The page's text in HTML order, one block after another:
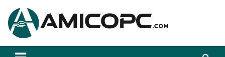
Amicopc.com